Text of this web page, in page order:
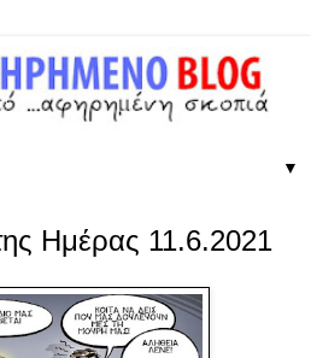
▼
Ημέρας 11.6.2021